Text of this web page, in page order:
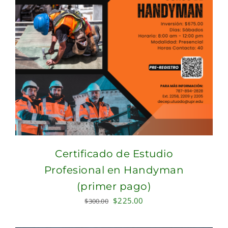
Certificado de Estudio
Profesional en Handyman
(primer pago)
$300.00 Original
was:
$225.00
is: